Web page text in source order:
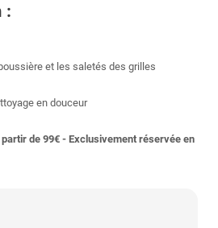
:
et les saletés des grilles
en douceur
de 99€ - Exclusivement réservée en